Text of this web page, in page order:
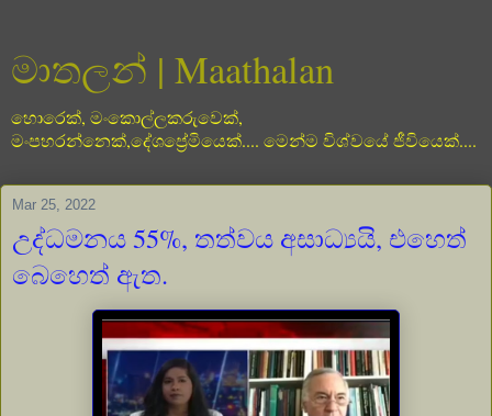
මාතලන් | Maathalan
හොරෙක්, මංකොල්ලකරුවෙක්,
මංපහරන්නෙක්,දේශප්‍රේමියෙක්.... මෙන්ම විශ්වයේ ජීවියෙක්....
Mar 25, 2022
උද්ධමනය 55%, තත්වය අසාධ්‍යයි, එහෙත්
බෙහෙත් ඇත.